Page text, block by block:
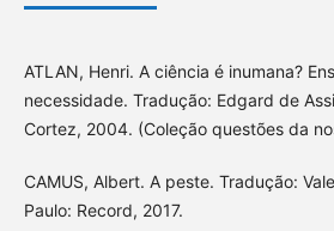
ATLAN, Henri. A ciência é inumana?
necessidade. Tradução: Edgard de
Cortez, 2004. (Coleção questões da
CAMUS, Albert. A peste. Tradução:
Paulo: Record, 2017.